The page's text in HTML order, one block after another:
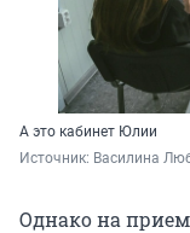
А это кабинет Юлии
Источник: Василина
Однако на